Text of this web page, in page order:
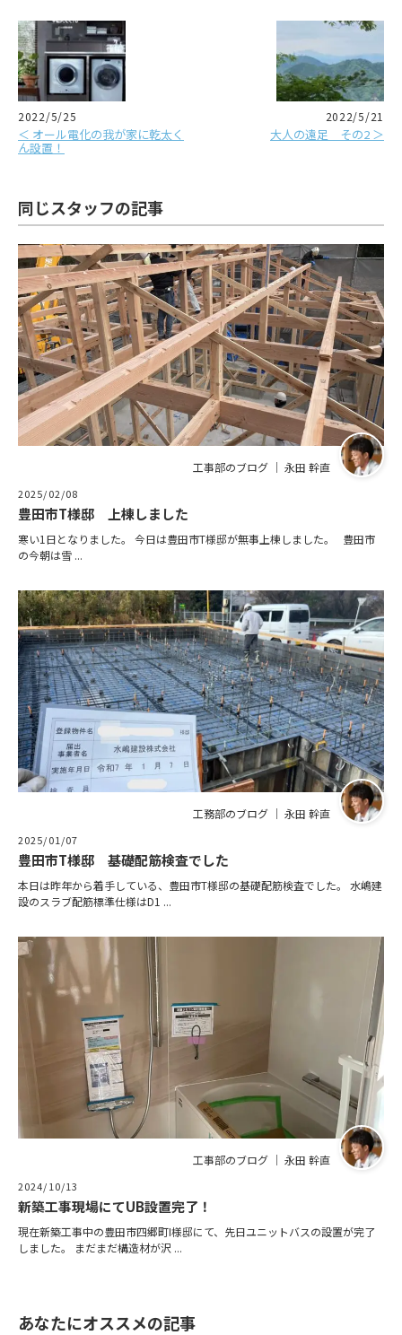
2022/5/25
＜ オール電化の我が家に乾太く
ん設置！
2022/5/21
大人の遠足 その2 ＞
同じスタッフの記事
工事部のブログ ｜ 永田 幹直
2025/02/08
豊田市T様邸 上棟しました
寒い1日となりました。 今日は豊田市T様邸が無事上棟しました。 豊田市
の今朝は雪 ...
工務部のブログ ｜ 永田 幹直
2025/01/07
豊田市T様邸 基礎配筋検査でした
本日は昨年から着手している、豊田市T様邸の基礎配筋検査でした。 水嶋建
設のスラブ配筋標準仕様はD1 ...
工事部のブログ ｜ 永田 幹直
2024/10/13
新築工事現場にてUB設置完了！
現在新築工事中の豊田市四郷町I様邸にて、先日ユニットバスの設置が完了
しました。 まだまだ構造材が沢 ...
あなたにオススメの記事